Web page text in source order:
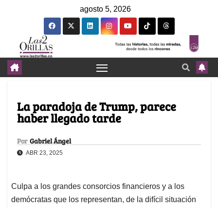
agosto 5, 2026
La paradoja de Trump, parece
haber llegado tarde
Por Gabriel Ángel
ABR 23, 2025
Culpa a los grandes consorcios financieros y a los
demócratas que los representan, de la difícil situación